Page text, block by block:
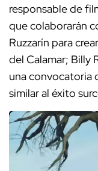
responsable de
que colaborarán
Ruzzarín para
del Calamar; Billy
una convocatoria
similar al éxito